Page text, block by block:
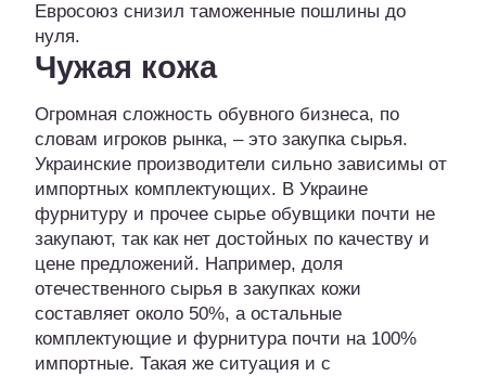
Евросоюз снизил таможенные пошлины до
нуля.
Чужая кожа
Огромная сложность обувного бизнеса, по
словам игроков рынка, – это закупка сырья.
Украинские производители сильно зависимы от
импортных комплектующих. В Украине
фурнитуру и прочее сырье обувщики почти не
закупают, так как нет достойных по качеству и
цене предложений. Например, доля
отечественного сырья в закупках кожи
составляет около 50%, а остальные
комплектующие и фурнитура почти на 100%
импортные. Такая же ситуация и с